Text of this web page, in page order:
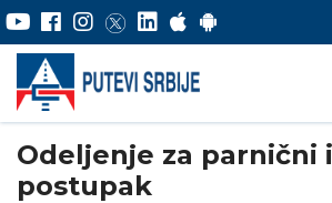
Odeljenje za parnični
postupak